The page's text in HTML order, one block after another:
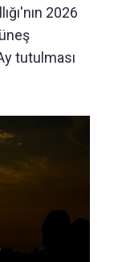
2026
tutulması